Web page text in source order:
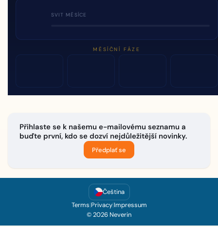
SVIT MĚSÍCE
MĚSÍČNÍ FÁZE
Přihlaste se k našemu e-mailovému seznamu a
buďte první, kdo se dozví nejdůležitější novinky.
Předplať se
Čeština
Terms|Privacy|Impressum
© 2026 Neverin